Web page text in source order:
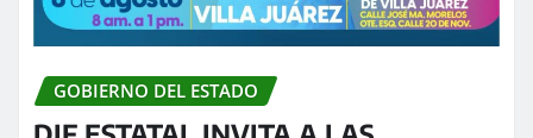
GOBIERNO DEL ESTADO